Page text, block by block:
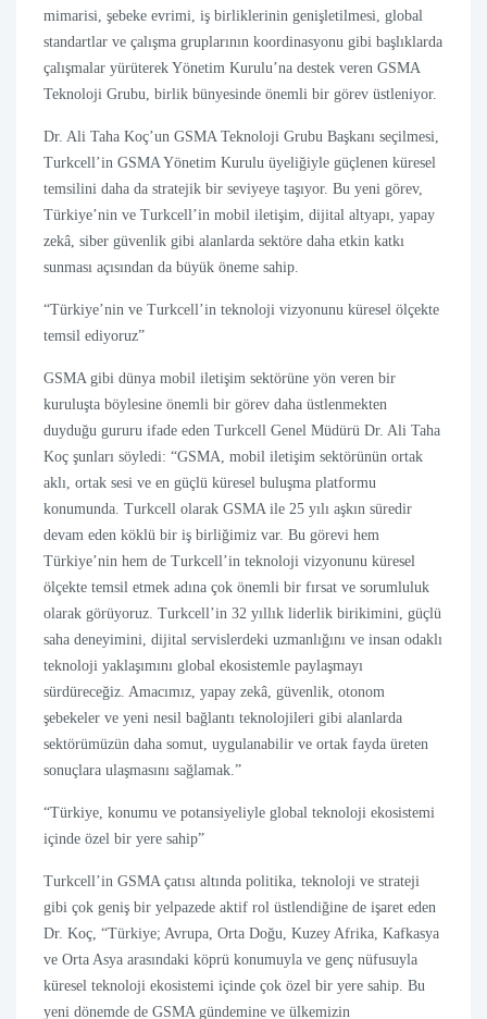
mimarisi, şebeke evrimi, iş birliklerinin genişletilmesi, global
standartlar ve çalışma gruplarının koordinasyonu gibi başlıklarda
çalışmalar yürüterek Yönetim Kurulu’na destek veren GSMA
Teknoloji Grubu, birlik bünyesinde önemli bir görev üstleniyor.
Dr. Ali Taha Koç’un GSMA Teknoloji Grubu Başkanı seçilmesi,
Turkcell’in GSMA Yönetim Kurulu üyeliğiyle güçlenen küresel
temsilini daha da stratejik bir seviyeye taşıyor. Bu yeni görev,
Türkiye’nin ve Turkcell’in mobil iletişim, dijital altyapı, yapay
zekâ, siber güvenlik gibi alanlarda sektöre daha etkin katkı
sunması açısından da büyük öneme sahip.
“Türkiye’nin ve Turkcell’in teknoloji vizyonunu küresel ölçekte
temsil ediyoruz”
GSMA gibi dünya mobil iletişim sektörüne yön veren bir
kuruluşta böylesine önemli bir görev daha üstlenmekten
duyduğu gururu ifade eden Turkcell Genel Müdürü Dr. Ali Taha
Koç şunları söyledi: “GSMA, mobil iletişim sektörünün ortak
aklı, ortak sesi ve en güçlü küresel buluşma platformu
konumunda. Turkcell olarak GSMA ile 25 yılı aşkın süredir
devam eden köklü bir iş birliğimiz var. Bu görevi hem
Türkiye’nin hem de Turkcell’in teknoloji vizyonunu küresel
ölçekte temsil etmek adına çok önemli bir fırsat ve sorumluluk
olarak görüyoruz. Turkcell’in 32 yıllık liderlik birikimini, güçlü
saha deneyimini, dijital servislerdeki uzmanlığını ve insan odaklı
teknoloji yaklaşımını global ekosistemle paylaşmayı
sürdüreceğiz. Amacımız, yapay zekâ, güvenlik, otonom
şebekeler ve yeni nesil bağlantı teknolojileri gibi alanlarda
sektörümüzün daha somut, uygulanabilir ve ortak fayda üreten
sonuçlara ulaşmasını sağlamak.”
“Türkiye, konumu ve potansiyeliyle global teknoloji ekosistemi
içinde özel bir yere sahip”
Turkcell’in GSMA çatısı altında politika, teknoloji ve strateji
gibi çok geniş bir yelpazede aktif rol üstlendiğine de işaret eden
Dr. Koç, “Türkiye; Avrupa, Orta Doğu, Kuzey Afrika, Kafkasya
ve Orta Asya arasındaki köprü konumuyla ve genç nüfusuyla
küresel teknoloji ekosistemi içinde çok özel bir yere sahip. Bu
yeni dönemde de GSMA gündemine ve ülkemizin